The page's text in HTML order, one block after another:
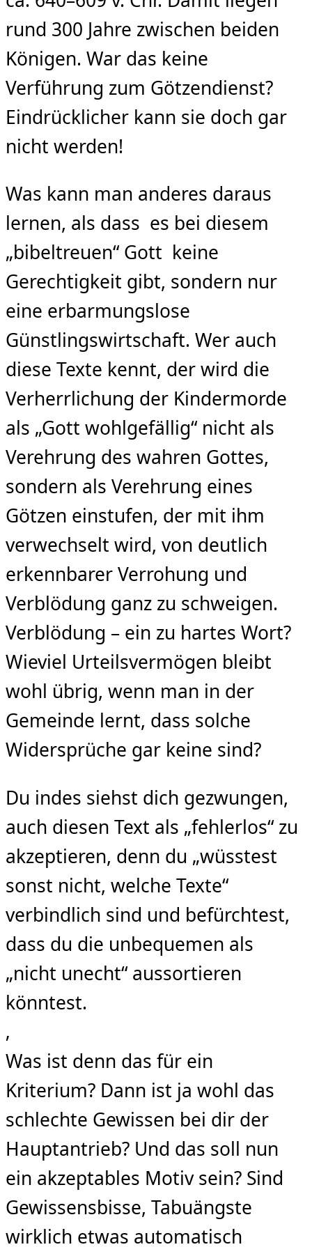
rund 300 Jahre zwischen beiden
Königen. War das keine
Verführung zum Götzendienst?
Eindrücklicher kann sie doch gar
nicht werden!
Was kann man anderes daraus
lernen, als dass es bei diesem
„bibeltreuen“ Gott keine
Gerechtigkeit gibt, sondern nur
eine erbarmungslose
Günstlingswirtschaft. Wer auch
diese Texte kennt, der wird die
Verherrlichung der Kindermorde
als „Gott wohlgefällig“ nicht als
Verehrung des wahren Gottes,
sondern als Verehrung eines
Götzen einstufen, der mit ihm
verwechselt wird, von deutlich
erkennbarer Verrohung und
Verblödung ganz zu schweigen.
Verblödung – ein zu hartes Wort?
Wieviel Urteilsvermögen bleibt
wohl übrig, wenn man in der
Gemeinde lernt, dass solche
Widersprüche gar keine sind?
Du indes siehst dich gezwungen,
auch diesen Text als „fehlerlos“ zu
akzeptieren, denn du „wüsstest
sonst nicht, welche Texte“
verbindlich sind und befürchtest,
dass du die unbequemen als
„nicht unecht“ aussortieren
könntest.
‚
Was ist denn das für ein
Kriterium? Dann ist ja wohl das
schlechte Gewissen bei dir der
Hauptantrieb? Und das soll nun
ein akzeptables Motiv sein? Sind
Gewissensbisse, Tabuängste
wirklich etwas automatisch